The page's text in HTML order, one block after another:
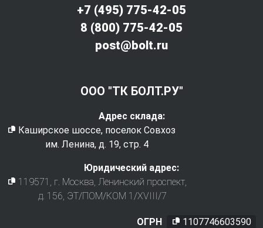
+7 (495) 775-42-05
8 (800) 775-42-05
post@bolt.ru
ООО "ТК БОЛТ.РУ"
Адрес склада:
Каширское шоссе, поселок Совхоз
им. Ленина, д. 19, стр. 4
Юридический адрес:
119571
, г. Москва Ленинский проспект,
д. 156, ЭТ/ПОМ/КОМ 1/XVIII/7
ОГРН
1107746603590